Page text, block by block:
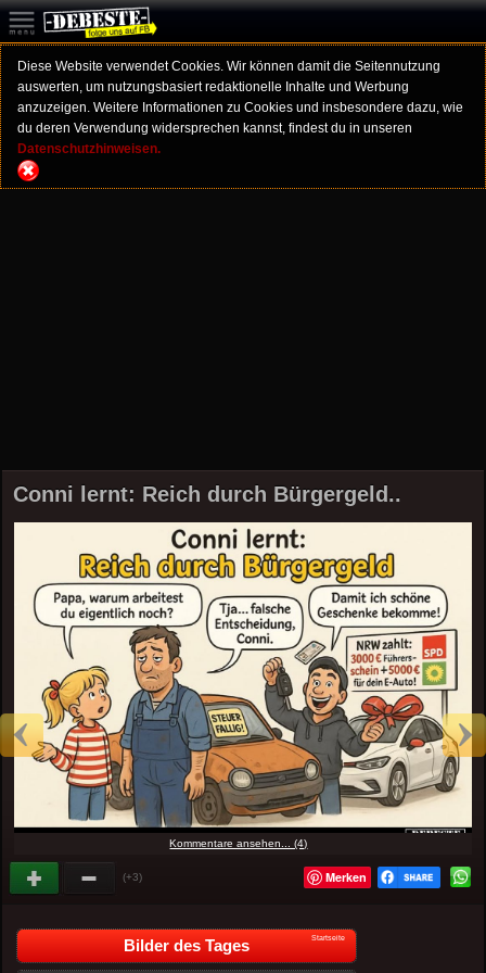
Diese Website verwendet Cookies. Wir können damit die Seitennutzung
auswerten, um nutzungsbasiert redaktionelle Inhalte und Werbung
anzuzeigen. Weitere Informationen zu Cookies und insbesondere dazu, wie
du deren Verwendung widersprechen kannst, findest du in unseren
Datenschutzhinweisen.
Conni lernt: Reich durch Bürgergeld..
Kommentare ansehen... (4)
(+3) Merken
Bilder des Tages Startseite